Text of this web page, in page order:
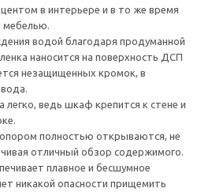
в интерьере и в то же время
мебелью.
водой благодаря продуманной
наносится на поверхность ДСП
незащищенных кромок, в
легко, ведь шкаф крепится к стене и
полностью открываются, не
отличный обзор содержимого.
плавное и бесшумное
никакой опасности прищемить